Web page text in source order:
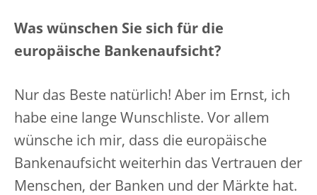
Was wünschen Sie sich für die
europäische Bankenaufsicht?
Nur das Beste natürlich! Aber im Ernst, ich
habe eine lange Wunschliste. Vor allem
wünsche ich mir, dass die europäische
Bankenaufsicht weiterhin das Vertrauen der
Menschen, der Banken und der Märkte hat.